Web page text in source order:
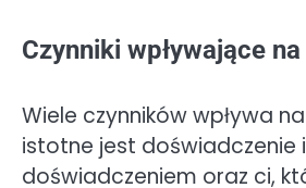
Czynniki wpływające
Wiele czynników wpływa
istotne jest doświadczenie
doświadczeniem oraz ci,